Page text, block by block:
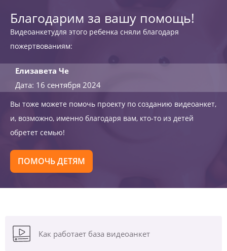
Благодарим за вашу помощь!
Видеоанкетудля этого ребенка сняли благодаря
пожертвованиям:
Елизавета Че
Дата: 16 сентября 2024
Вы тоже можете помочь проекту по созданию видеоанкет,
и, возможно, именно благодаря вам, кто-то из детей
обретет семью!
ПОМОЧЬ ДЕТЯМ
Как работает база видеоанкет